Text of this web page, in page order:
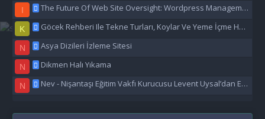
I The Future Of Web Site Oversight: Wordpress Management Aı
K Göcek Rehberi Ile Tekne Turları, Koylar Ve Yeme İçme Hakkında Eşsiz Bilgiler
N Asya Dizileri İzleme Sitesi
N Dikmen Halı Yıkama
N Nev - Nişantaşı Eğitim Vakfı Kurucusu Levent Uysal’dan Eğitime Büyük Destek